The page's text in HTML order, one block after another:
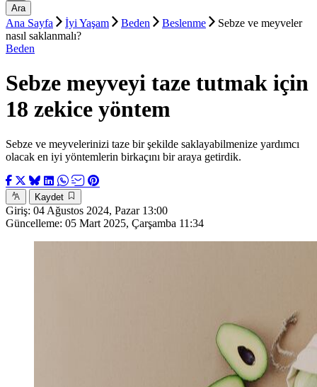
Ara
Ana Sayfa İyi Yaşam Beden Beslenme
Sebze ve meyveler
nasıl saklanmalı?
Beden
Sebze meyveyi taze tutmak için
18 zekice yöntem
Sebze ve meyvelerinizi taze bir şekilde saklayabilmenize yardımcı
olacak en iyi yöntemlerin birkaçını bir araya getirdik.
Kaydet
Giriş: 04 Ağustos 2024, Pazar 13:00
Güncelleme: 05 Mart 2025, Çarşamba 11:34